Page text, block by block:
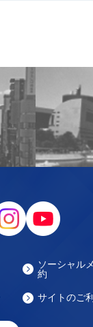
ソーシャル
約
サイトのご